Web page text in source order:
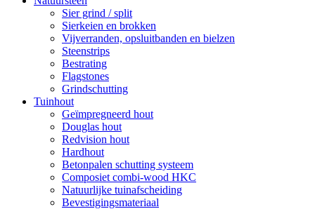
Sier grind / split
Sierkeien en brokken
Vijverranden, opsluitbanden en bielzen
Steenstrips
Bestrating
Flagstones
Grindschutting
Tuinhout
Geïmpregneerd hout
Douglas hout
Redvision hout
Hardhout
Betonpalen schutting systeem
Composiet combi-wood HKC
Natuurlijke tuinafscheiding
Bevestigingsmateriaal